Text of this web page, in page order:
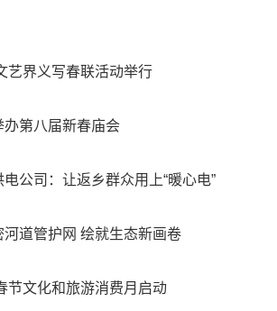
艺界义写春联活动举行
办第八届新春庙会
公司：让返乡群众用上“暖心电”
河道管护网 绘就生态新画卷
节文化和旅游消费月启动